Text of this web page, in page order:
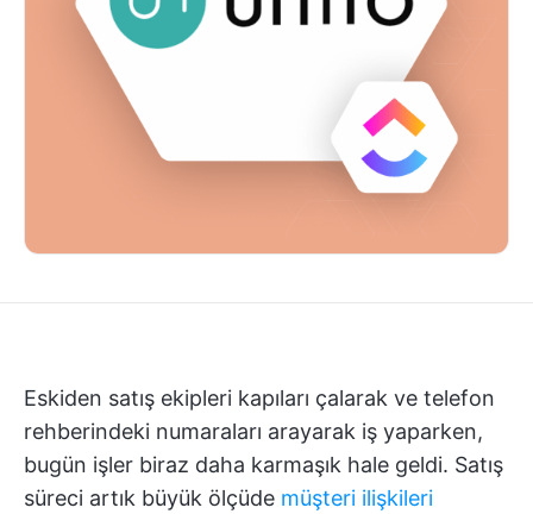
Eskiden satış ekipleri kapıları çalarak ve telefon
rehberindeki numaraları arayarak iş yaparken,
bugün işler biraz daha karmaşık hale geldi. Satış
süreci artık büyük ölçüde müşteri ilişkileri